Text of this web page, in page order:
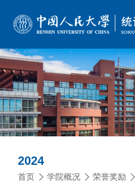
2024
首页 学院概况 荣誉奖励